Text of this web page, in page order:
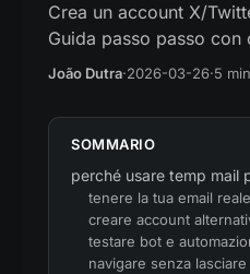
Crea un account X/
Guida passo passo
João Dutra·2026-03-26·5
SOMMARIO
perché usare temp mail
tenere la tua email
creare account
testare bot e
navigare senza